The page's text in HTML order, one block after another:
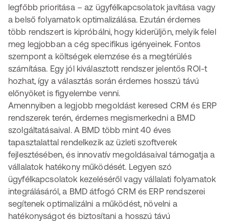
legfőbb prioritása – az ügyfélkapcsolatok javítása vagy
a belső folyamatok optimalizálása. Ezután érdemes
több rendszert is kipróbálni, hogy kiderüljön, melyik felel
meg legjobban a cég specifikus igényeinek. Fontos
szempont a költségek elemzése és a megtérülés
számítása. Egy jól kiválasztott rendszer jelentős ROI-t
hozhat, így a választás során érdemes hosszú távú
előnyöket is figyelembe venni.
Amennyiben a legjobb megoldást keresed CRM és ERP
rendszerek terén, érdemes megismerkedni a BMD
szolgáltatásaival. A BMD több mint 40 éves
tapasztalattal rendelkezik az üzleti szoftverek
fejlesztésében, és innovatív megoldásaival támogatja a
vállalatok hatékony működését. Legyen szó
ügyfélkapcsolatok kezeléséről vagy vállalati folyamatok
integrálásáról, a BMD átfogó CRM és ERP rendszerei
segítenek optimalizálni a működést, növelni a
hatékonyságot és biztosítani a hosszú távú